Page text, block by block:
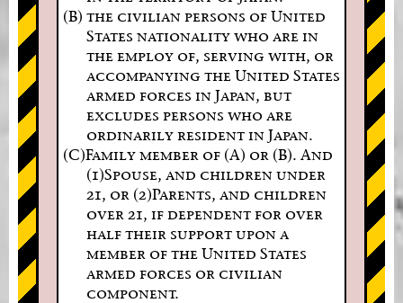
(B) the civilian persons of United
States nationality who are in
the employ of, serving with, or
accompanying the United States
armed forces in Japan, but
excludes persons who are
ordinarily resident in Japan.
(C)Family member of (A) or (B). And
(1)Spouse, and children under
21, or (2)Parents, and children
over 21, if dependent for over
half their support upon a
member of the United States
armed forces or civilian
component.